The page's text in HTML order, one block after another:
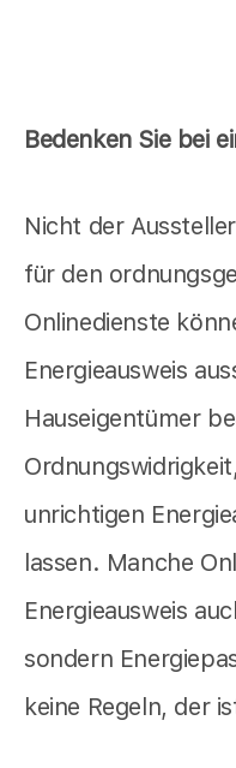
Bedenken Sie bei
Nicht der
für den
Onlinedienste
Energieausweis
Hauseigentümer
unrichtigen
lassen. Manche
Energieausweis
sondern
keine Regeln, der